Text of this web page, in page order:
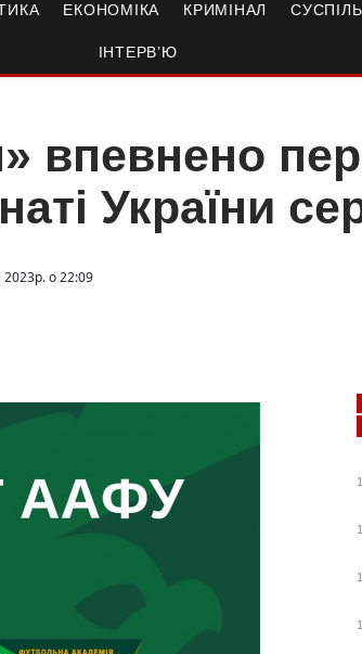
ЕКОНОМІКА КРИМІНАЛ
ІНТЕРВ’Ю
впевнено
України
о 22:09